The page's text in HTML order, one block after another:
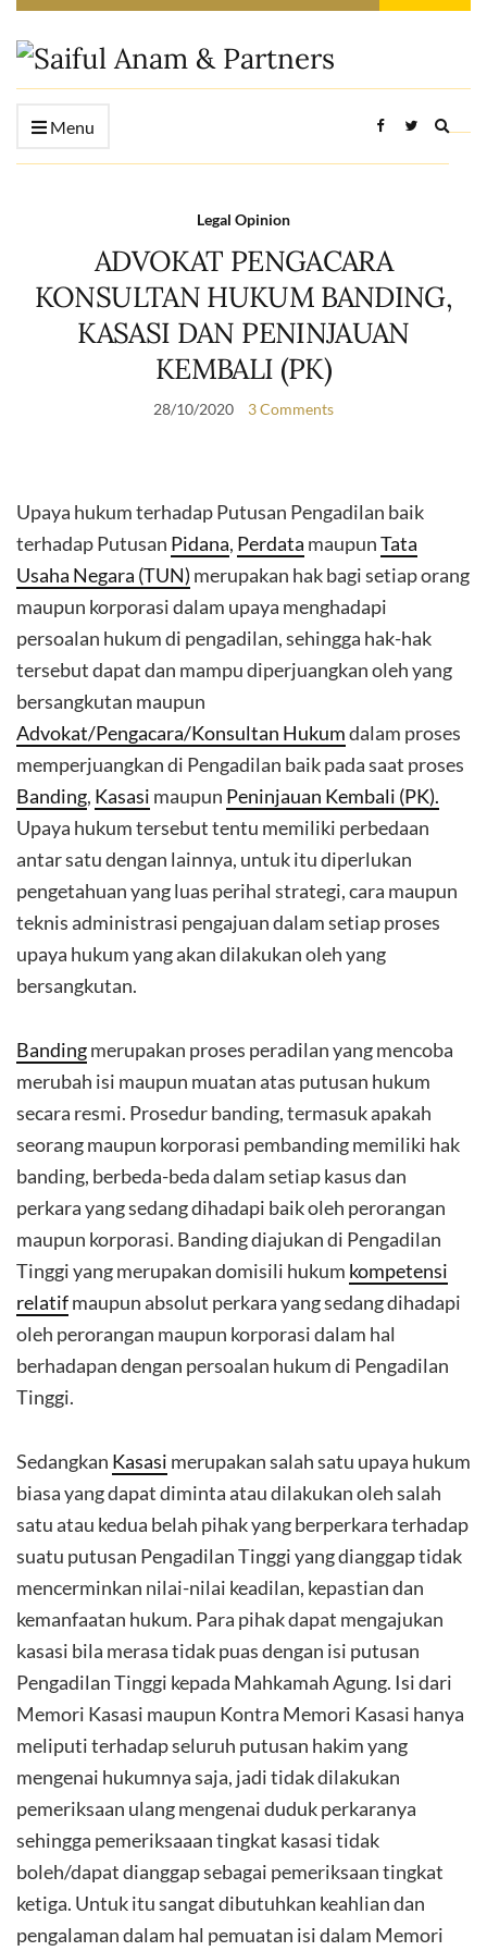
Menu
form
Legal Opinion
ADVOKAT PENGACARA
KONSULTAN HUKUM BANDING,
KASASI DAN PENINJAUAN
KEMBALI (PK)
28/10/2020 3 Comments
Upaya hukum terhadap Putusan Pengadilan baik
terhadap Putusan Pidana, Perdata maupunTata
Usaha Negara (TUN) merupakan hak bagi setiap orang
maupun korporasi dalam upaya menghadapi
persoalan hukum di pengadilan, sehingga hak-hak
tersebut dapat dan mampu diperjuangkan oleh yang
bersangkutan maupun
Advokat/Pengacara/Konsultan Hukumdalam proses
memperjuangkan di Pengadilan baik pada saat proses
Banding, Kasasi maupun Peninjauan Kembali (PK).
Upaya hukum tersebut tentu memiliki perbedaan
antar satu dengan lainnya, untuk itu diperlukan
pengetahuan yang luas perihal strategi, cara maupun
teknis administrasi pengajuan dalam setiap proses
upaya hukum yang akan dilakukan oleh yang
bersangkutan.
Bandingmerupakan proses peradilan yang mencoba
merubah isi maupun muatan atas putusan hukum
secara resmi. Prosedur banding, termasuk apakah
seorang maupun korporasi pembanding memiliki hak
banding, berbeda-beda dalam setiap kasus dan
perkara yang sedang dihadapi baik oleh perorangan
maupun korporasi. Banding diajukan di Pengadilan
Tinggi yang merupakan domisili hukum kompetensi
relatifmaupun absolut perkara yang sedang dihadapi
oleh perorangan maupun korporasi dalam hal
berhadapan dengan persoalan hukum di Pengadilan
Tinggi.
Sedangkan Kasasi merupakan salah satu upaya hukum
biasa yang dapat diminta atau dilakukan oleh salah
satu atau kedua belah pihak yang berperkara terhadap
suatu putusan Pengadilan Tinggi yang dianggap tidak
mencerminkan nilai-nilai keadilan, kepastian dan
kemanfaatan hukum. Para pihak dapat mengajukan
kasasi bila merasa tidak puas dengan isi putusan
Pengadilan Tinggi kepada Mahkamah Agung. Isi dari
Memori Kasasi maupun Kontra Memori Kasasi hanya
meliputi terhadap seluruh putusan hakim yang
mengenai hukumnya saja, jadi tidak dilakukan
pemeriksaan ulang mengenai duduk perkaranya
sehingga pemeriksaaan tingkat kasasi tidak
boleh/dapat dianggap sebagai pemeriksaan tingkat
ketiga. Untuk itu sangat dibutuhkan keahlian dan
pengalaman dalam hal pemuatan isi dalam Memori